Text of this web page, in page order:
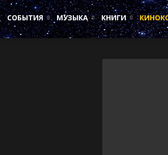
СОБЫТИЯ МУЗЫКА КНИГИ